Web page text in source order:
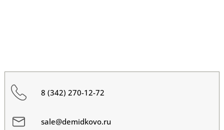
8 (342) 270-12-72
sale@demidkovo.ru